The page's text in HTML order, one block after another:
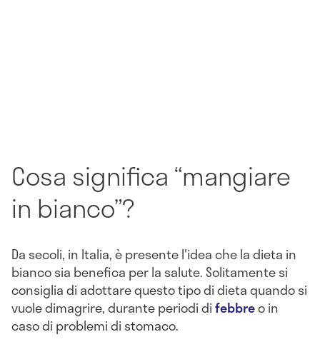
Cosa significa “mangiare
in bianco”?
Da secoli, in Italia, è presente l'idea che la dieta in
bianco sia benefica per la salute. Solitamente si
consiglia di adottare questo tipo di dieta quando si
vuole dimagrire, durante periodi difebbreo in
caso di problemi di stomaco.